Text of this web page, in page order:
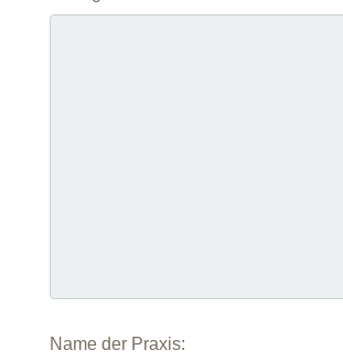
Name der Praxis: